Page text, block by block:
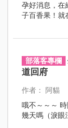
孕好消息，在
子百香果！就
部落客專欄
道回府
作者： 阿貓
哦不～～～
幾天嗎（淚眼